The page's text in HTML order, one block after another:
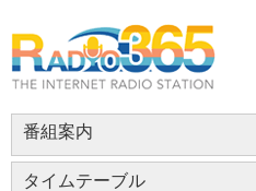
番組案内
タイムテーブル